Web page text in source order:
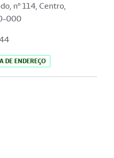
nº 114, Centro,
000
DE ENDEREÇO